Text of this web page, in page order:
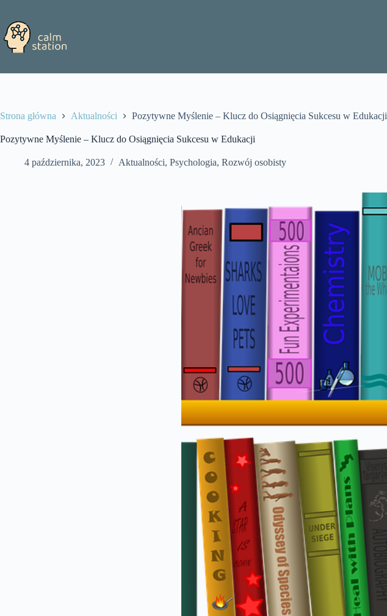
treści
Strona główna Aktualności Pozytywne Myślenie – Klucz do Osiągnięcia Sukcesu w Edukacji
Pozytywne Myślenie – Klucz do Osiągnięcia Sukcesu w Edukacji
4 października, 2023 Aktualności, Psychologia, Rozwój osobisty